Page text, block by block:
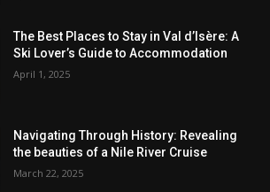
The Best Places to Stay in Val d’Isère: A
Ski Lover’s Guide to Accommodation
April 1, 2025
Navigating Through History: Revealing
the beauties of a Nile River Cruise
March 22, 2025